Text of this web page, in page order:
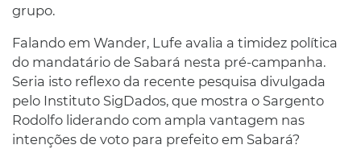
grupo.
Falando em Wander, Lufe avalia a timidez política
do mandatário de Sabará nesta pré-campanha.
Seria isto reflexo da recente pesquisa divulgada
pelo Instituto SigDados, que mostra o Sargento
Rodolfo liderando com ampla vantagem nas
intenções de voto para prefeito em Sabará?